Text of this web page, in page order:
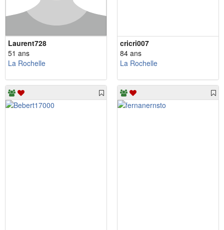
Laurent728
51 ans
La Rochelle
cricri007
84 ans
La Rochelle